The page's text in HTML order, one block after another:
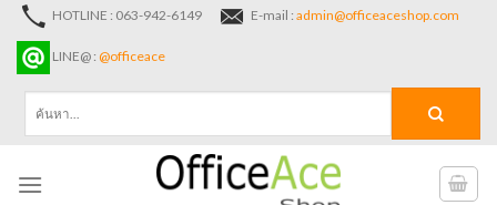
Skip
content
HOTLINE : 063-942-6149 E-mail : admin@officeaceshop.com
LINE@ : @officeace